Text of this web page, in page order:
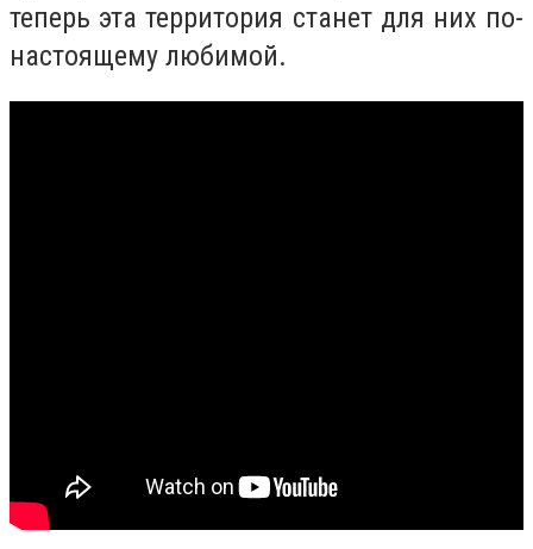
теперь эта территория станет для них по-
настоящему любимой.